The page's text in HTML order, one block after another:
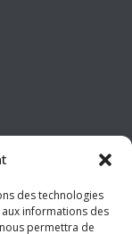
des technologies
informations des
permettra de